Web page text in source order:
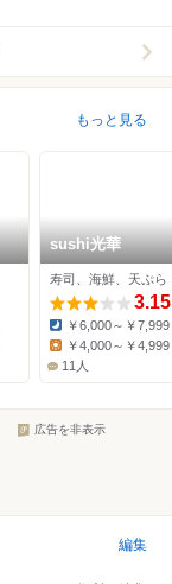
もっと見る
sushi光華
寿司、海鮮、天ぷら
3.15
Dinner:
￥6,000～￥7,999
Lunch:
￥4,000～￥4,999
11人
広告を非表示
編集